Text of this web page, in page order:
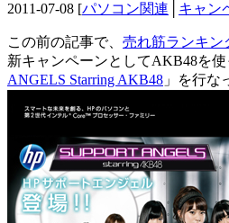
2011-07-08 [パソコン関連 キャン
この前の記事で、 売れ筋ランキン
新キャンペーンとしてAKB48を使
ANGELS Starring AKB48 」を行な